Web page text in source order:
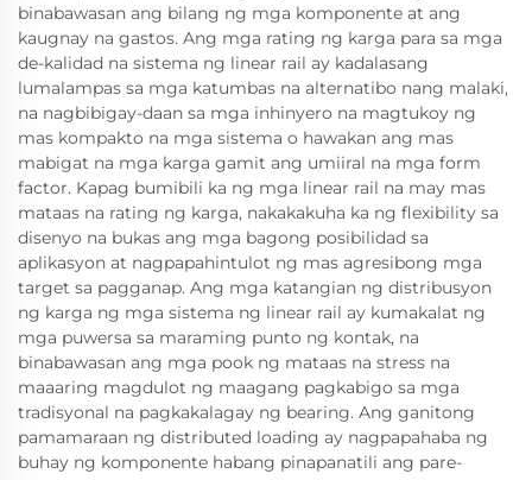
binabawasan ang bilang ng mga komponente at ang
kaugnay na gastos. Ang mga rating ng karga para sa mga
de-kalidad na sistema ng linear rail ay kadalasang
lumalampas sa mga katumbas na alternatibo nang malaki,
na nagbibigay-daan sa mga inhinyero na magtukoy ng
mas kompakto na mga sistema o hawakan ang mas
mabigat na mga karga gamit ang umiiral na mga form
factor. Kapag bumibili ka ng mga linear rail na may mas
mataas na rating ng karga, nakakakuha ka ng flexibility sa
disenyo na bukas ang mga bagong posibilidad sa
aplikasyon at nagpapahintulot ng mas agresibong mga
target sa pagganap. Ang mga katangian ng distribusyon
ng karga ng mga sistema ng linear rail ay kumakalat ng
mga puwersa sa maraming punto ng kontak, na
binabawasan ang mga pook ng mataas na stress na
maaaring magdulot ng maagang pagkabigo sa mga
tradisyonal na pagkakalagay ng bearing. Ang ganitong
pamamaraan ng distributed loading ay nagpapahaba ng
buhay ng komponente habang pinapanatili ang pare-